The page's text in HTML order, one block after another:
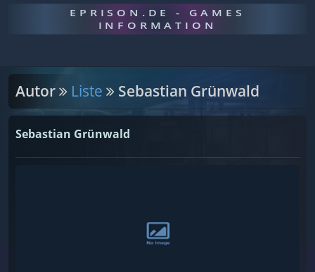
EPRISON.DE - GAMES
INFORMATION
Autor Liste Sebastian Grünwald
Sebastian Grünwald